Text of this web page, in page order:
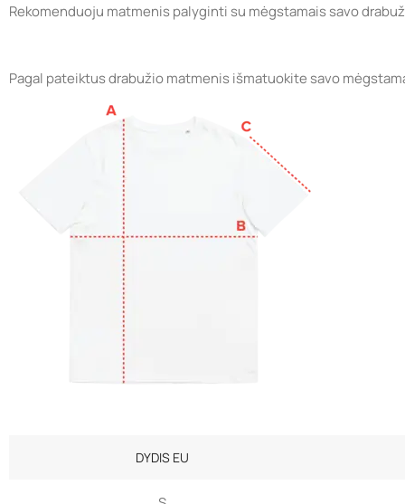
Rekomenduoju matmenis palyginti su mėgstamais savo
Pagal pateiktus drabužio matmenis išmatuokite savo
DYDIS EU